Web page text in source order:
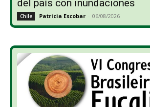
del país con inundaciones
Chile Patricia Escobar - 06/08/2026